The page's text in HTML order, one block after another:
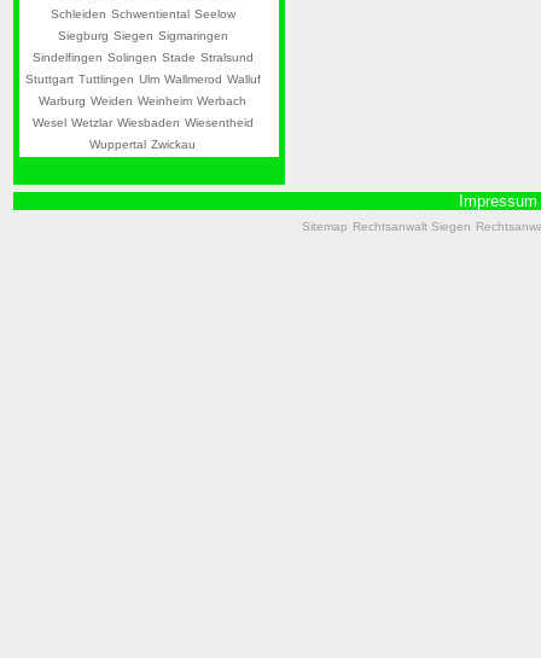
Schleiden Schwentiental Seelow
Siegburg Siegen Sigmaringen
Sindelfingen Solingen Stade Stralsund
Stuttgart Tuttlingen Ulm Wallmerod Walluf
Warburg Weiden Weinheim Werbach
Wesel Wetzlar Wiesbaden Wiesentheid
Wuppertal Zwickau
Impressum
Sitemap Rechtsanwalt Siegen